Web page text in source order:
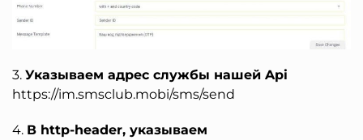
3. Указываем адрес службы нашей Api
https://im.smsclub.mobi/sms/send
4. В http-header, указываем